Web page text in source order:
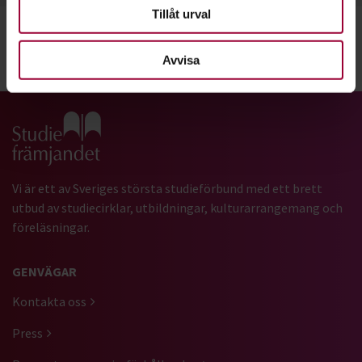
Tillåt urval
AvvisaLinkedIn
Gå till studiefrämjandets startsida
Vi är ett av Sveriges största studieförbund med ett brett
utbud av studiecirklar, utbildningar, kulturarrangemang och
föreläsningar.
GENVÄGAR
Kontakta oss
Press